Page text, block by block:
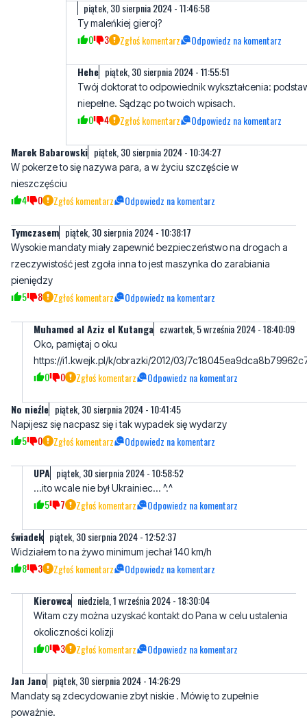
piątek, 30 sierpnia 2024 - 11:46:58
Ty maleńkiej gieroj?
0 3 Zgłoś komentarz Odpowiedz na komentarz
Hehe piątek, 30 sierpnia 2024 - 11:55:51
Twój doktorat to odpowiednik wykształcenia:
niepełne. Sądząc po twoich wpisach.
0 4 Zgłoś komentarz Odpowiedz na komentarz
Marek Babarowski piątek, 30 sierpnia 2024 - 10:34:27
W pokerze to się nazywa para, a w życiu szczęście w
nieszczęściu
4 0 Zgłoś komentarz Odpowiedz na komentarz
Tymczasem piątek, 30 sierpnia 2024 - 10:38:17
Wysokie mandaty miały zapewnić bezpieczeństwo na drogach a
rzeczywistość jest zgoła inna to jest maszynka do zarabiania
pieniędzy
5 8 Zgłoś komentarz Odpowiedz na komentarz
Muhamed al Aziz el Kutanga czwartek, 5 września 2024 - 18:40:09
Oko, pamiętaj o oku
https://i1.kwejk.pl/k/obrazki/2012/03/
0 0 Zgłoś komentarz Odpowiedz na komentarz
No nieźle piątek, 30 sierpnia 2024 - 10:41:45
Napijesz się nacpasz się i tak wypadek się wydarzy
5 0 Zgłoś komentarz Odpowiedz na komentarz
UPA piątek, 30 sierpnia 2024 - 10:58:52
...ito wcale nie był Ukrainiec... ^.^
5 7 Zgłoś komentarz Odpowiedz na komentarz
świadek piątek, 30 sierpnia 2024 - 12:52:37
Widziałem to na żywo minimum jechał 140 km/h
8 3 Zgłoś komentarz Odpowiedz na komentarz
Kierowca niedziela, 1 września 2024 - 18:30:04
Witam czy można uzyskać kontakt do Pana w celu ustalenia
okoliczności kolizji
0 3 Zgłoś komentarz Odpowiedz na komentarz
Jan Jano piątek, 30 sierpnia 2024 - 14:26:29
Mandaty są zdecydowanie zbyt niskie . Mówię to zupełnie
poważnie.